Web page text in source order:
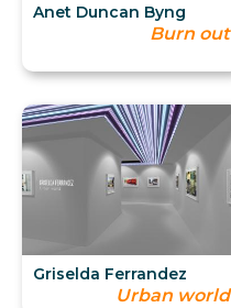
Anet Duncan Byng
Burn out
Griselda Ferrandez
Urban world